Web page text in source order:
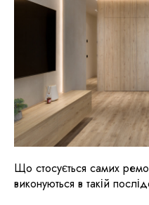
Що стосується самих
виконуються в такій